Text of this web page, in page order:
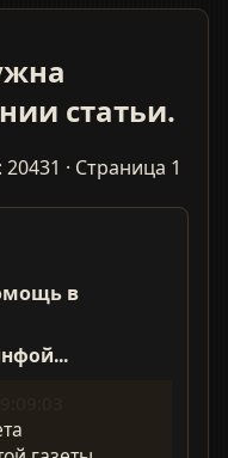
статьи.
· Страница 1
в